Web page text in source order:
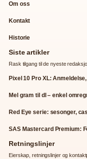
Om oss
Kontakt
Historie
Siste artikler
Rask tilgang til de nyeste
Pixel 10 Pro XL:
Mel gram til dl – enkel
Red Eye serie: sesonger,
SAS Mastercard Premium:
Retningslinjer
Eierskap, retningslinjer og